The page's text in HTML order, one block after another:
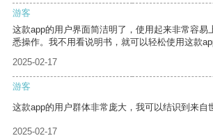
游客
这款app的用户界面简洁明了，使用起来非常容易
悉操作。我不用看说明书，就可以轻松使用这款
2025-02-17
游客
这款app的用户群体非常庞大，我可以结识到来自
2025-02-17